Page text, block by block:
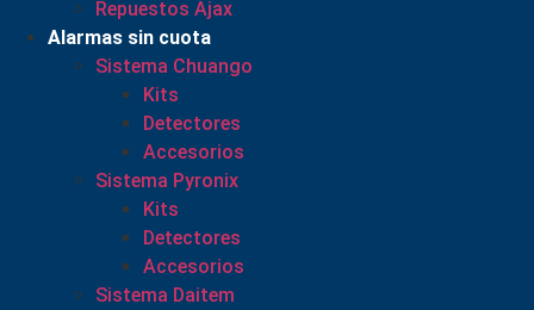
Repuestos Ajax
Alarmas sin cuota
Sistema Chuango
Kits
Detectores
Accesorios
Sistema Pyronix
Kits
Detectores
Accesorios
Sistema Daitem